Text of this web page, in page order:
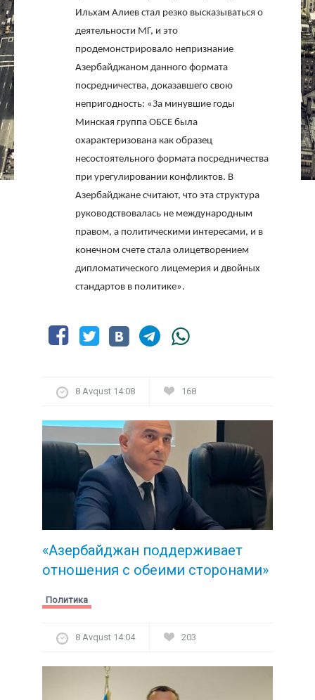
Ильхам Алиев стал резко высказываться о
деятельности МГ, и это
продемонстрировало непризнание
Азербайджаном данного формата
посредничества, доказавшего свою
непригодность: «За минувшие годы
Минская группа ОБСЕ была
охарактеризована как образец
несостоятельного формата посредничества
при урегулировании конфликтов. В
Азербайджане считают, что эта структура
руководствовалась не международным
правом, а политическими интересами, и в
конечном счете стала олицетворением
дипломатического лицемерия и двойных
стандартов в политике».
8 Avqust 14:08 168
«Азербайджан поддерживает
отношения с обеими сторонами»
Политика
8 Avqust 14:04 203